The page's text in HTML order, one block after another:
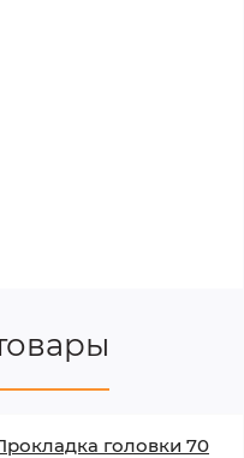
головки 70